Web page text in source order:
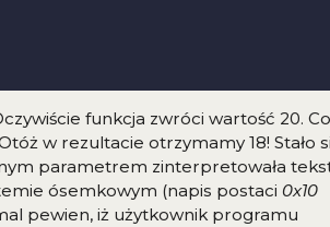
funkcja zwróci wartość 20. Co
w rezultacie otrzymamy 18! Stało
parametrem zinterpretowała
ósemkowym (napis postaci 0x10
pewien, iż użytkownik programu